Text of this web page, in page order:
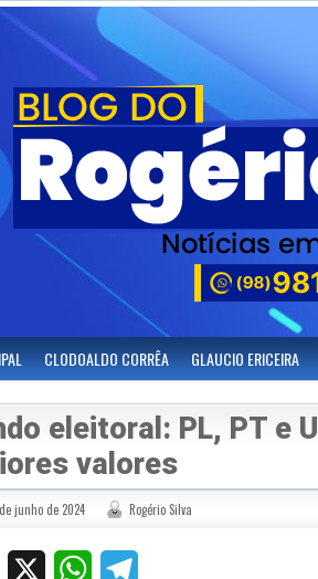
CLODOALDO CORRÊA GLAUCIO ERICEIRA
eleitoral: PL, PT e
valores
junho de 2024 Rogério Silva
Facebook WhatsApp